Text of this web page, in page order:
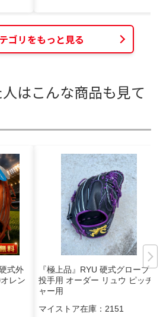
ゴリをもっと見る
はこんな商品も見て
式外
レン
『極上品』RYU 硬式グローブ
投手用 オーダー リュウ ピッチ
ャー用
マイストア在庫： 2151